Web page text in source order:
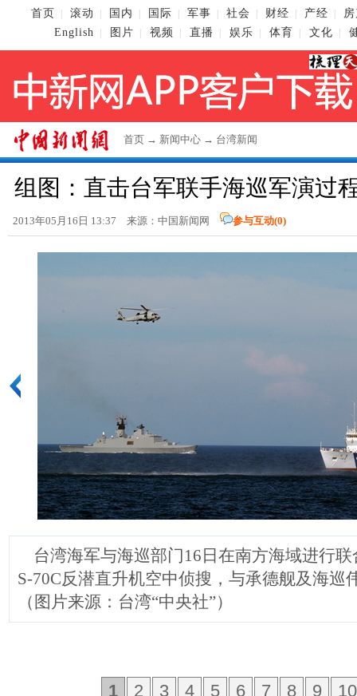
首页 滚动 国内 国际 军事 社会 财经 产经
English
图片 视频 直播 娱乐 体育 文化
首页 → 新闻中心 → 台湾新闻
组图：直击台军联手海巡军演过
2013年05月16日 13:37 来源： 中国新闻网 参与互动(0)
台湾海军与海巡部门16日在南方海域进行
S-70C反潜直升机空中侦搜，与承德舰及海巡
（图片来源：台湾“中央社”）
1 2 3 4 5 6 7 8 9
10